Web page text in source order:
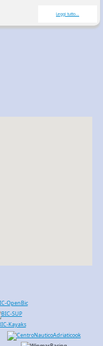
Leggi tutto...